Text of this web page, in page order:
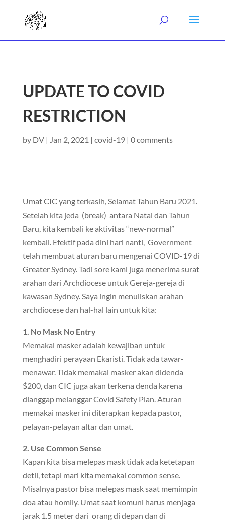
UPDATE TO COVID
RESTRICTION
by DV| Jan 2, 2021 | covid-19| 0 comments
Umat CIC yang terkasih, Selamat Tahun Baru 2021.
Setelah kita jeda (break) antara Natal dan Tahun
Baru, kita kembali ke aktivitas “new-normal”
kembali. Efektif pada dini hari nanti, Government
telah membuat aturan baru mengenai COVID-19 di
Greater Sydney. Tadi sore kami juga menerima surat
arahan dari Archdiocese untuk Gereja-gereja di
kawasan Sydney. Saya ingin menuliskan arahan
archdiocese dan hal-hal lain untuk kita:
1. No Mask No Entry
Memakai masker adalah kewajiban untuk
menghadiri perayaan Ekaristi. Tidak ada tawar-
menawar. Tidak memakai masker akan didenda
$200, dan CIC juga akan terkena denda karena
dianggap melanggar Covid Safety Plan. Aturan
memakai masker ini diterapkan kepada pastor,
pelayan-pelayan altar dan umat.
2. Use Common Sense
Kapan kita bisa melepas mask tidak ada ketetapan
detil, tetapi mari kita memakai common sense.
Misalnya pastor bisa melepas mask saat memimpin
doa atau homily. Umat saat komuni harus menjaga
jarak 1.5 meter dari orang di depan dan di